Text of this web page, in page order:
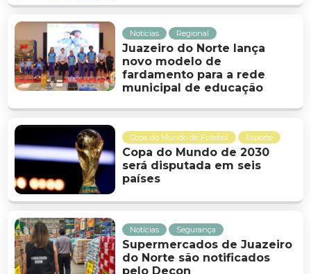
Notícias Regional
Juazeiro do Norte lança
novo modelo de
fardamento para a rede
municipal de educação
Copa do Mundo de Futebol Esporte
Copa do Mundo de 2030
será disputada em seis
países
Notícias Segurança
Supermercados de Juazeiro
do Norte são notificados
pelo Decon